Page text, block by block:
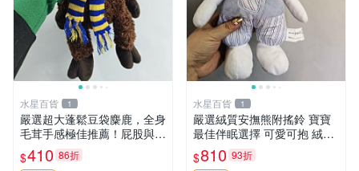
水星百貨 1
嚴選超大蓬鬆豆袋麋鹿，全身
毛茸手感極佳推薦！屁股與四
肢填充均勻，適合收藏與孩童
共賞。 麋鹿 豆袋 毛茸玩具
$410 86折
水星百貨 1
嚴選絨質安撫熊附搖鈴 寶寶
最佳伴眠選擇 可愛可抱 絨毛
玩具 安撫熊 嬰兒用
$810 93折